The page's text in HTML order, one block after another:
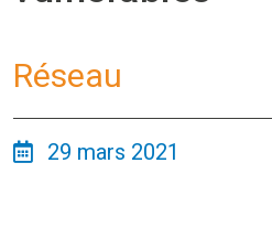
Réseau
29 mars 2021